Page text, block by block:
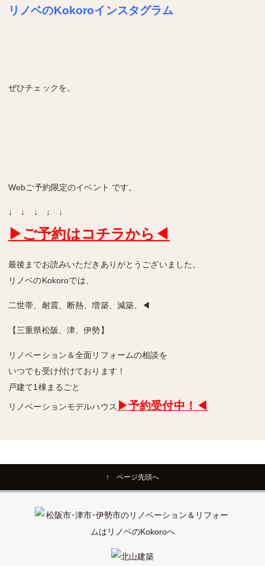
リノベのKokoroインスタグラム
ぜひチェックを。
Webご予約限定のイベント です。
↓ ↓ ↓ ↓ ↓
▶ご予約はコチラから ◀
最後までお読みいただきありがとうございました。
リノベのKokoroでは、
二世帯、耐震、断熱、増築、減築、◀
【三重県松阪、津、伊勢】
リノベーション＆全面リフォームの相談を
いつでも受け付けております！
戸建て1棟まるごと
リノベーションモデルハウス ▶予約受付中！◀
↑ ページ先頭へ